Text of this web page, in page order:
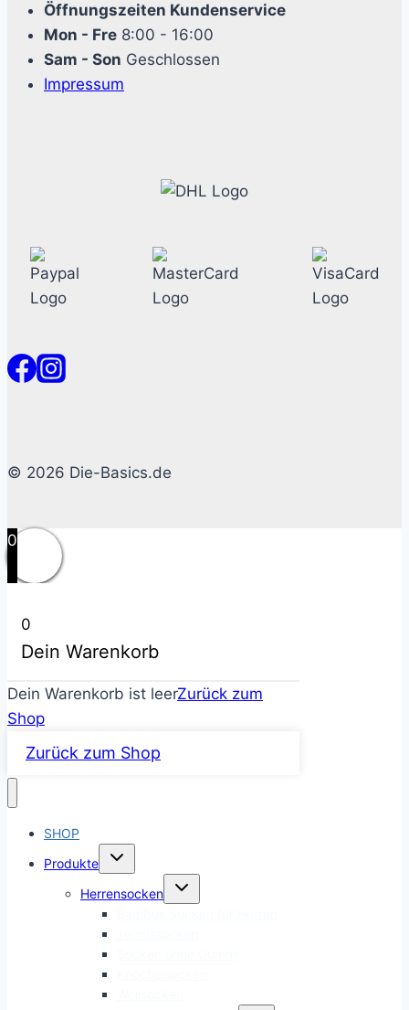
Öffnungszeiten Kundenservice
Mon - Fre 8:00 - 16:00
Sam - Son Geschlossen
Impressum
© 2026 Die-Basics.de
0
0
Dein Warenkorb
Dein Warenkorb ist leerZurück zum
Shop
Zurück zum Shop
SHOP
Produkte
Untermenü
umschalten
Herrensocken
Untermenü
umschalten